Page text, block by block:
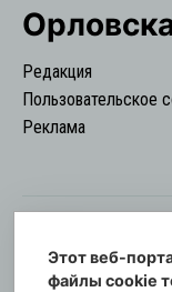
Редакция
Пользовательское
Реклама
©Этот веб-
файлы cookie